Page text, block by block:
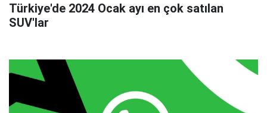
Türkiye'de 2024 Ocak ayı en çok satılan
SUV'lar